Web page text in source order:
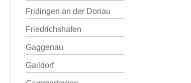
Fridingen an der Donau
Friedrichshafen
Gaggenau
Gaildorf